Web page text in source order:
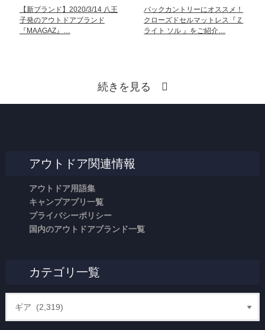
【新ブランド】2020/3/14 八王
子発のアウトドアブランド
『MAAGAZ』…
バックカントリーにオススメ！
クローズドセルマットレス『Ｚ
ライト ソル 』をご紹介…
続きを見る
アウトドア関連情報
アウトドア用語集
キャンプアプリ一覧
プライバシーポリシー
国内のアウトドアブランド一覧
カテゴリ一覧